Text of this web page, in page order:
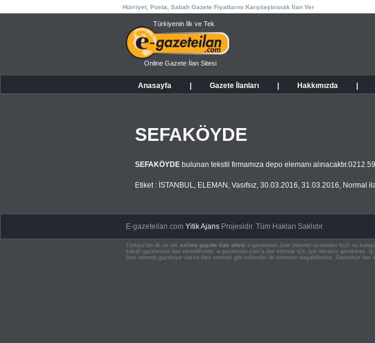
Hürriyet, Posta, Sabah Gazete Fiyatlarını Karşılaştırarak İlan Ver
Türkiyenin İlk ve Tek
Online Gazete İlan Sitesi
Anasayfa Gazete İlanları Hakkımızda
SEFAKÖYDE
SEFAKÖYDE bulunan tekstil firmamıza depo elemanı
Etiket : İSTANBUL, ELEMAN , Vasıfsız, 30.03.2016, 31.03.2016, Normal
E-gazeteilan.comYitik Ajans Projesidir.Tüm Hakları Saklıdır.
Türkiye'nin ilk ve tek online gazete ilan sitesi e-gazeteilan.com internet üzerinden hızlı ve
sabah gazetesine ilan verebilirsiniz. e-gazeteilan.com'a ilan vermek için üye olmanız gerekmez.
ilanı vermek,gazeteye vasıta ilanı vermek gibi kelimeler ile sitemize ulaşabilirsiniz. Gazeteye